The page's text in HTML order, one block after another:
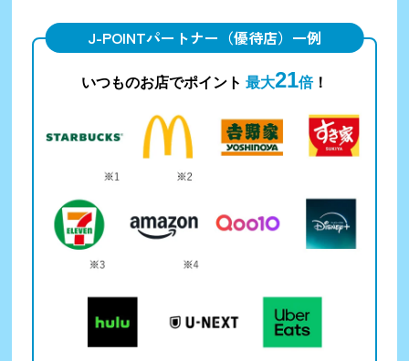
J-POINTパートナー（優待店）一例
いつものお店でポイント 最大21倍！